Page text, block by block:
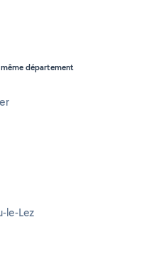
département
le-Lez